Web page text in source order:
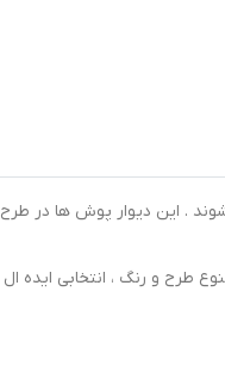
. این دیوار پوش ها در طرح
و رنگ ، انتخابی ایده ال